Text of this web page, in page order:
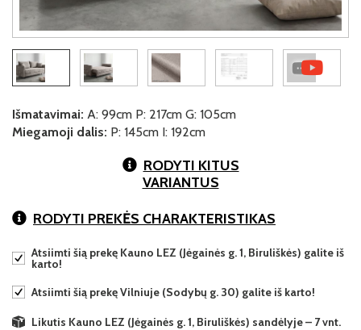
Išmatavimai: A: 99cm P: 217cm G: 105cm
Miegamoji dalis: P: 145cm I: 192cm
RODYTI KITUS
VARIANTUS
RODYTI PREKĖS CHARAKTERISTIKAS
Atsiimti šią prekę Kauno LEZ (Jėgainės g. 1, Biruliškės) galite iš
karto!
Atsiimti šią prekę Vilniuje (Sodybų g. 30) galite iš karto!
Likutis Kauno LEZ (Jėgainės g. 1, Biruliškės) sandėlyje – 7 vnt.